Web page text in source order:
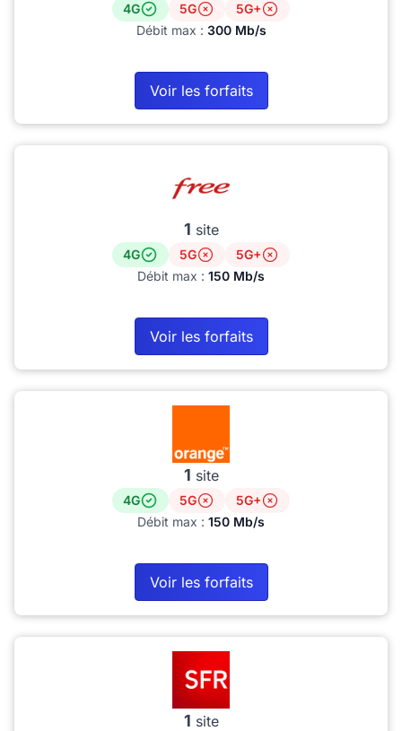
4G 5G
5G+
Débit max : 300 Mb/s
Voir les forfaits
1 site
4G 5G
5G+
Débit max : 150 Mb/s
Voir les forfaits
1 site
4G 5G
5G+
Débit max : 150 Mb/s
Voir les forfaits
1 site